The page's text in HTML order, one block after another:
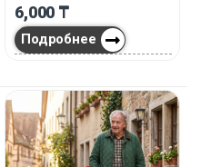
6,000 ₸
Подробнее